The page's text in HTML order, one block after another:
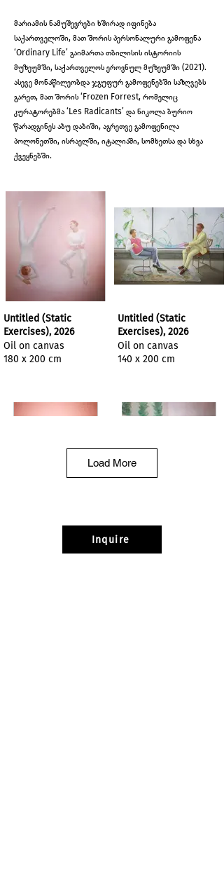
მარიამის ნამუშევრები ხშირად იფინება
საქართველოში, მათ შორის პერსონალური გამოფენა
‘Ordinary Life’ გაიმართა თბილისის ისტორიის
მუზეუმში, საქართველოს ეროვნულ მუზეუმში (2021).
ასევე მონაწილეობდა ჯგუფურ გამოფენებში საზღვებს
გარეთ, მათ შორის ‘Frozen Forrest, რომელიც
კურატორებმა ‘Les Radicants’ და ნიკოლა ბურიო
წარადგინეს აბუ დაბიში, აგრეთვე გამოფენილა
პოლონეთში, ისრაელში, იტალიაში, სომხეთსა და სხვა
ქვეყნებში.
Untitled (Static
Exercises), 2026
Oil on canvas
180 x 200 cm
Untitled (Static
Exercises), 2026
Oil on canvas
140 x 200 cm
Untitled (Static
Exercises), 2026
Oil on canvas
Load More
Inquire